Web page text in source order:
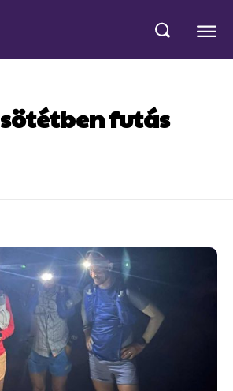
sötétben futás